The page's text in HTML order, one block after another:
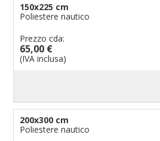
150x225 cm
Poliestere nautico
Prezzo cda:
65,00 €
(IVA inclusa)
200x300 cm
Poliestere nautico